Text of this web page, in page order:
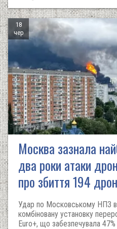
18
чер
Москва зазнала
два роки атаки
про збиття 194
Удар по Московському НПЗ в
комбіновану установку
Euro+, що забезпечувала